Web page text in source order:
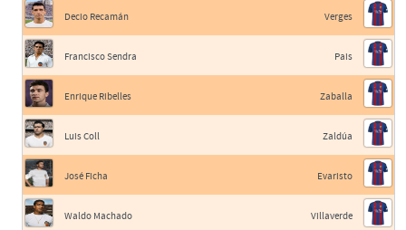
Decio Recamán
Francisco Sendra
Enrique Ribelles
Luis Coll
José Ficha
Waldo Machado
Verges
Pais
Zaballa
Zaldúa
Evaristo
Villaverde